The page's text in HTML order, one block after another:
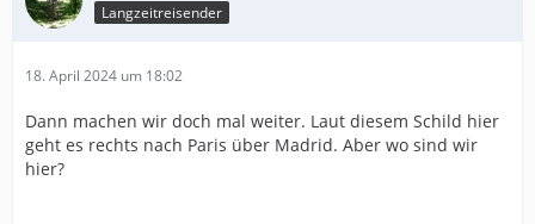
Langzeitreisender
18. April 2024 um 18:02
Dann machen wir doch mal weiter. Laut diesem Schild hier
geht es rechts nach Paris über Madrid. Aber wo sind wir
hier?